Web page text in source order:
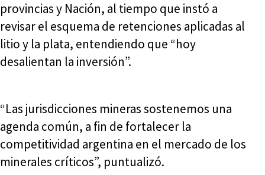
provincias y Nación, al tiempo que instó a
revisar el esquema de retenciones aplicadas al
litio y la plata, entendiendo que “hoy
desalientan la inversión”.
“Las jurisdicciones mineras sostenemos una
agenda común, a fin de fortalecer la
competitividad argentina en el mercado de los
minerales críticos”, puntualizó.